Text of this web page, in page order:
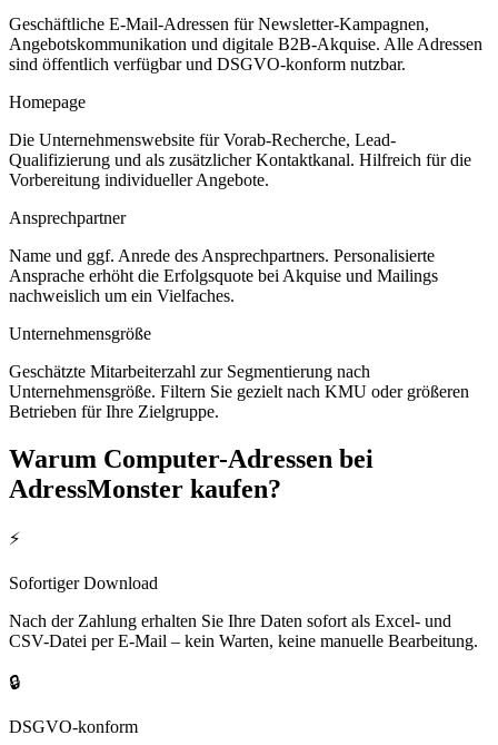
Geschäftliche E-Mail-Adressen für Newsletter-Kampagnen,
Angebotskommunikation und digitale B2B-Akquise. Alle Adressen
sind öffentlich verfügbar und DSGVO-konform nutzbar.
Homepage
Die Unternehmenswebsite für Vorab-Recherche, Lead-
Qualifizierung und als zusätzlicher Kontaktkanal. Hilfreich für die
Vorbereitung individueller Angebote.
Ansprechpartner
Name und ggf. Anrede des Ansprechpartners. Personalisierte
Ansprache erhöht die Erfolgsquote bei Akquise und Mailings
nachweislich um ein Vielfaches.
Unternehmensgröße
Geschätzte Mitarbeiterzahl zur Segmentierung nach
Unternehmensgröße. Filtern Sie gezielt nach KMU oder größeren
Betrieben für Ihre Zielgruppe.
Warum Computer-Adressen bei
AdressMonster kaufen?
⚡
Sofortiger Download
Nach der Zahlung erhalten Sie Ihre Daten sofort als Excel- und
CSV-Datei per E-Mail – kein Warten, keine manuelle Bearbeitung.
🔒
DSGVO-konform